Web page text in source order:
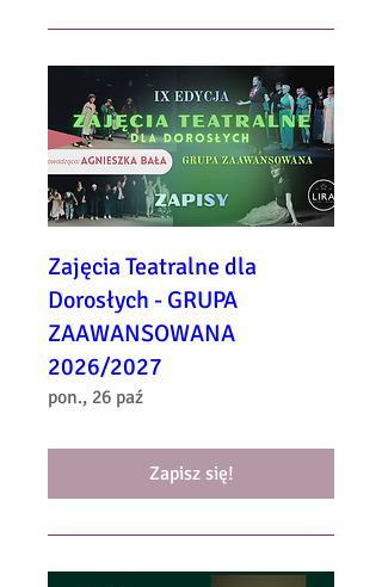
Zajęcia Teatralne dla
Dorosłych - GRUPA
ZAAWANSOWANA
2026/2027
pon., 26 paź
Zapisz się!